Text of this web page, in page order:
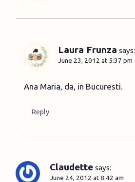
Laura Frunza says:
June 23, 2012 at 5:37 pm
Ana Maria, da, in Bucuresti.
Reply
Claudette says:
June 24, 2012 at 8:42 am